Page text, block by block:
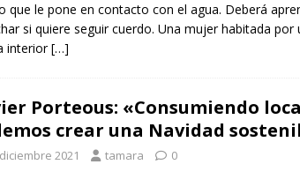
ocupada por 10 jóvenes trabajadores y
que le pone en contacto con el agua. Deberá
si quiere seguir cuerdo. Una mujer habitada por
interior[…]
Porteous: «Consumiendo
crear una Navidad
2021 tamara 0